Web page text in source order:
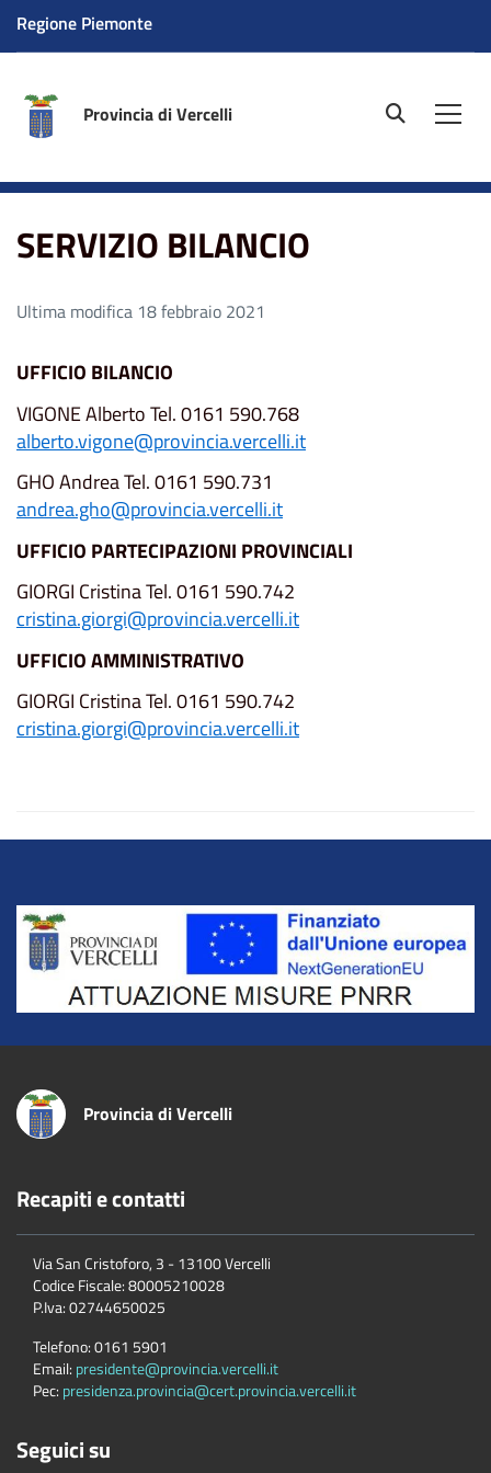
Regione Piemonte
Provincia di Vercelli site.searc
SERVIZIO BILANCIO
Ultima modifica 18 febbraio 2021
UFFICIO BILANCIO
VIGONE Alberto Tel. 0161 590.768
alberto.vigone@provincia.vercelli.it
GHO Andrea Tel. 0161 590.731
andrea.gho@provincia.vercelli.it
UFFICIO PARTECIPAZIONI PROVINCIALI
GIORGI Cristina Tel. 0161 590.742
cristina.giorgi@provincia.vercelli.it
UFFICIO AMMINISTRATIVO
GIORGI Cristina Tel. 0161 590.742
cristina.giorgi@provincia.vercelli.it
Title
Provincia di Vercelli
Recapiti e contatti
Via San Cristoforo, 3 - 13100 Vercelli
Codice Fiscale:80005210028
P.Iva:02744650025
Telefono:0161 5901
Email: presidente@provincia.vercelli.it
Pec: presidenza.provincia@cert.provincia.vercelli.it
Seguici su